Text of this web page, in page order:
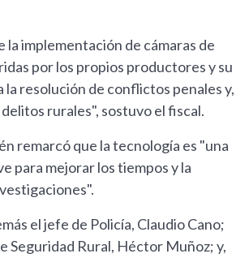
la implementación de cámaras de
por los propios productores y su
la resolución de conflictos penales y,
rurales", sostuvo el fiscal.
remarcó que la tecnología es "una
para mejorar los tiempos y la
el jefe de Policía, Claudio Cano;
Seguridad Rural, Héctor Muñoz; y,